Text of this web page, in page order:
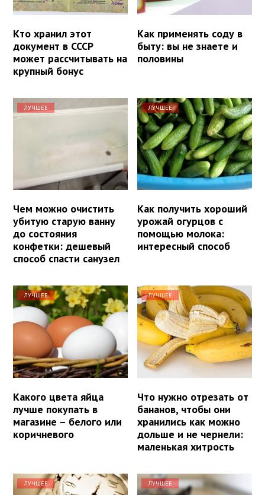
Кто хранил этот
документ в СССР
может рассчитывать на
крупный бонус
Как применять соду в
быту: вы не знаете и
половины
ЛУЧШЕЕ
Чем можно очистить
убитую старую ванну
до состояния
конфетки: дешевый
способ спасти санузел
ЛУЧШЕЕ
Как получить хороший
урожай огурцов с
помощью молока:
интересный способ
ЛУЧШЕЕ
Какого цвета яйца
лучше покупать в
магазине – белого или
коричневого
ЛУЧШЕЕ
Что нужно отрезать от
бананов, чтобы они
хранились как можно
дольше и не чернели:
маленькая хитрость
ЛУЧШЕЕ ЛУЧШЕЕ